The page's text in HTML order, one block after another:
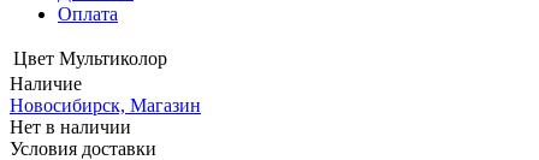
Оплата
Цвет Мультиколор
Наличие
Новосибирск, Магазин
Нет в наличии
Условия доставки